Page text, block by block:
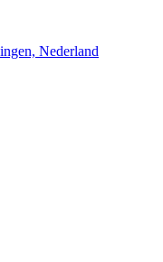
Nederland